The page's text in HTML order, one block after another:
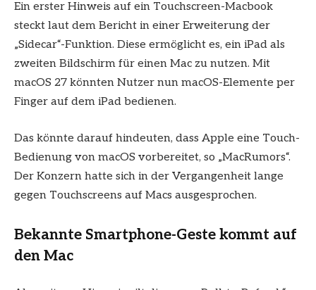
Ein erster Hinweis auf ein Touchscreen-Macbook
steckt laut dem Bericht in einer Erweiterung der
„Sidecar“-Funktion. Diese ermöglicht es, ein iPad als
zweiten Bildschirm für einen Mac zu nutzen. Mit
macOS 27 könnten Nutzer nun macOS-Elemente per
Finger auf dem iPad bedienen.
Das könnte darauf hindeuten, dass Apple eine Touch-
Bedienung von macOS vorbereitet, so „MacRumors“.
Der Konzern hatte sich in der Vergangenheit lange
gegen Touchscreens auf Macs ausgesprochen.
Bekannte Smartphone-Geste kommt auf
den Mac